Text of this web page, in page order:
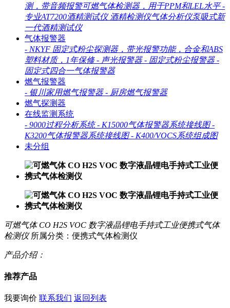
测，带音频报警可燃气体检测器，用于PPM和LEL水平 -
专业AT7200酒精测试仪 酒精检测仪气体分析仪泵吸式新
一代酒精测试仪
气体报警器
- NKYF 固定式粉尘探测器，带光报警功能，合金和ABS
塑料材质，1年保修 - 声光报警器 - 固定式粉尘报警器 -
固定式四合一气体报警器
燃气报警器
- 银川家用燃气报警器 - 厨房燃气报警器
燃气探测器
在线监测系统
- 9000过程分析系统 - K15000气体报警器系统接线图 -
K3200气体报警器系统接线图 - K400/VOCS系统组成图
未分组
可燃气体 CO H2S VOC 数字液晶锂电手持式工业便携式气体
检测仪 所属分类：便携式气体检测仪
产品介绍：
推荐产品
我要询价 联系我们 返回列表